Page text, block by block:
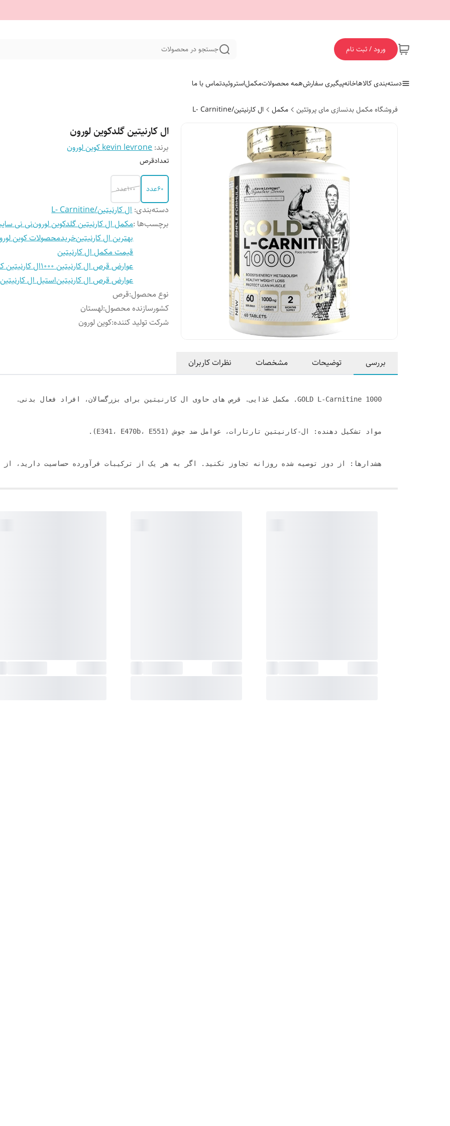
ورود / ثبت نام جستجو در محصولات
دسته‌بندی کالاهاخانهپیگیری سفارشهمه محصولاتمکملاستروئیدتماس با ما
فروشگاه مکمل بدنسازی مای پروتئین مکمل ال کارنیتین/L- Carnitine
ال کارنیتین گلدکوین لورون
برند:kevin levrone کوین لورون
تعدادقرص
۶۰عدد ۱۰۰عدد
دسته‌بندی:ال کارنیتین/L- Carnitine
برچسب‌ها :مکمل ال کارنیتین گلدکوین لوروننی نی
بهترین ال کارنیتینخریدمحصولات کوین
قیمت مکمل ال کارنیتین
عوارض قرص ال کارنیتین 1000
ال کارنیتین
عوارض قرص ال کارنیتیناستیل ال کارنیتین
نوع محصول:قرص
کشورسازنده محصول:لهستان
شرکت تولید کننده:کوین لورون
بررسی توضیحات مشخصات نظرات کاربران
هشدارها: از دوز توصیه شده روزانه تجاوز نکنید. اگر به هر یک از ترکیبات فرآورده حساسیت دارید، از آن استفاده